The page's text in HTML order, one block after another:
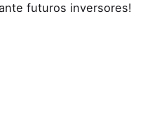
futuros inversores!